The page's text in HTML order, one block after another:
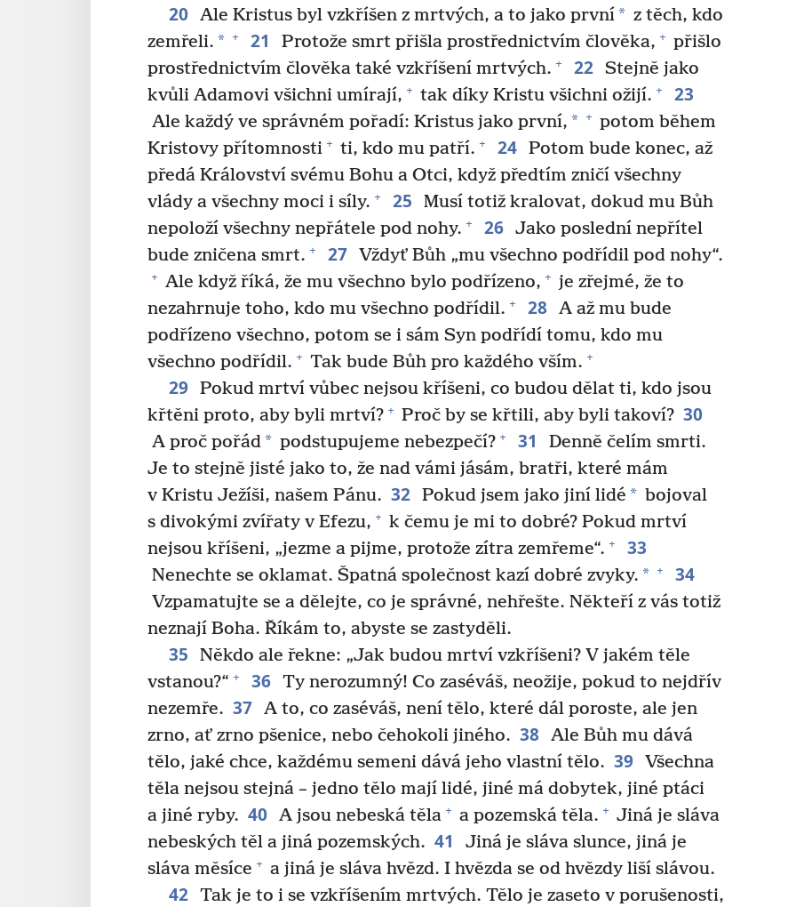
20 Ale Kristus byl vzkříšen z mrtvých, a to jako první* z těch, kdo
zemřeli. * + 21 Protože smrt přišla prostřednictvím člověka, + přišlo
prostřednictvím člověka také vzkříšení mrtvých. + 22 Stejně jako
kvůli Adamovi všichni umírají, + tak díky Kristu všichni ožijí. + 23
Ale každý ve správném pořadí: Kristus jako první, * + potom během
Kristovy přítomnosti + ti, kdo mu patří. + 24 Potom bude konec, až
předá Království svému Bohu a Otci, když předtím zničí všechny
vlády a všechny moci i síly. + 25
Musí totiž kralovat, dokud mu Bůh
nepoloží všechny nepřátele pod nohy. + 26 Jako poslední nepřítel
bude zničena smrt. + 27 Vždyť Bůh „mu všechno podřídil pod nohy“.
+ Ale když říká, že mu všechno bylo podřízeno, + je zřejmé, že to
nezahrnuje toho, kdo mu všechno podřídil. + 28 A až mu bude
podřízeno všechno, potom se i sám Syn podřídí tomu, kdo mu
všechno podřídil. + Tak bude Bůh pro každého vším. +
29 Pokud mrtví vůbec nejsou kříšeni, co budou dělat ti, kdo jsou
křtěni proto, aby byli mrtví? + Proč by se křtili, aby byli takoví? 30
A proč pořád* podstupujeme nebezpečí? + 31
Denně čelím smrti.
Je to stejně jisté jako to, že nad vámi jásám, bratři, které mám
v Kristu Ježíši, našem Pánu. 32 Pokud jsem jako jiní lidé * bojoval
s divokými zvířaty v Efezu, + k čemu je mi to dobré? Pokud mrtví
nejsou kříšeni, „jezme a pijme, protože zítra zemřeme“. + 33
Nenechte se oklamat. Špatná společnost kazí dobré zvyky. * + 34
Vzpamatujte se a dělejte, co je správné, nehřešte. Někteří z vás totiž
neznají Boha. Říkám to, abyste se zastyděli.
35
Někdo ale řekne: „Jak budou mrtví vzkříšeni? V jakém těle
vstanou?“ + 36 Ty nerozumný! Co zaséváš, neožije, pokud to nejdřív
nezemře. 37 A to, co zaséváš, není tělo, které dál poroste, ale jen
zrno, ať zrno pšenice, nebo čehokoli jiného. 38 Ale Bůh mu dává
tělo, jaké chce, každému semeni dává jeho vlastní tělo. 39 Všechna
těla nejsou stejná – jedno tělo mají lidé, jiné má dobytek, jiné ptáci
a jiné ryby. 40 A jsou nebeská těla + a pozemská těla. + Jiná je sláva
nebeských těl a jiná pozemských. 41
Jiná je sláva slunce, jiná je
sláva měsíce + a jiná je sláva hvězd. I hvězda se od hvězdy liší slávou.
42 Tak je to i se vzkříšením mrtvých. Tělo je zaseto v porušenosti,